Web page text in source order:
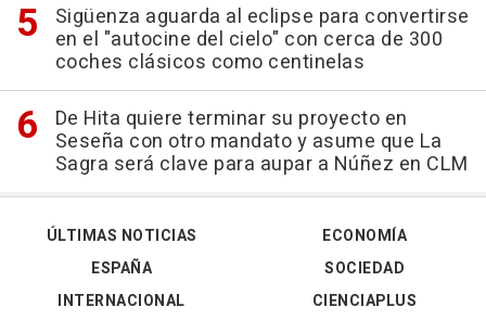
Sigüenza aguarda al eclipse para convertirse
en el "autocine del cielo" con cerca de 300
coches clásicos como centinelas
De Hita quiere terminar su proyecto en
Seseña con otro mandato y asume que La
Sagra será clave para aupar a Núñez en CLM
ÚLTIMAS NOTICIAS
ESPAÑA
INTERNACIONAL
ECONOMÍA
SOCIEDAD
CIENCIAPLUS